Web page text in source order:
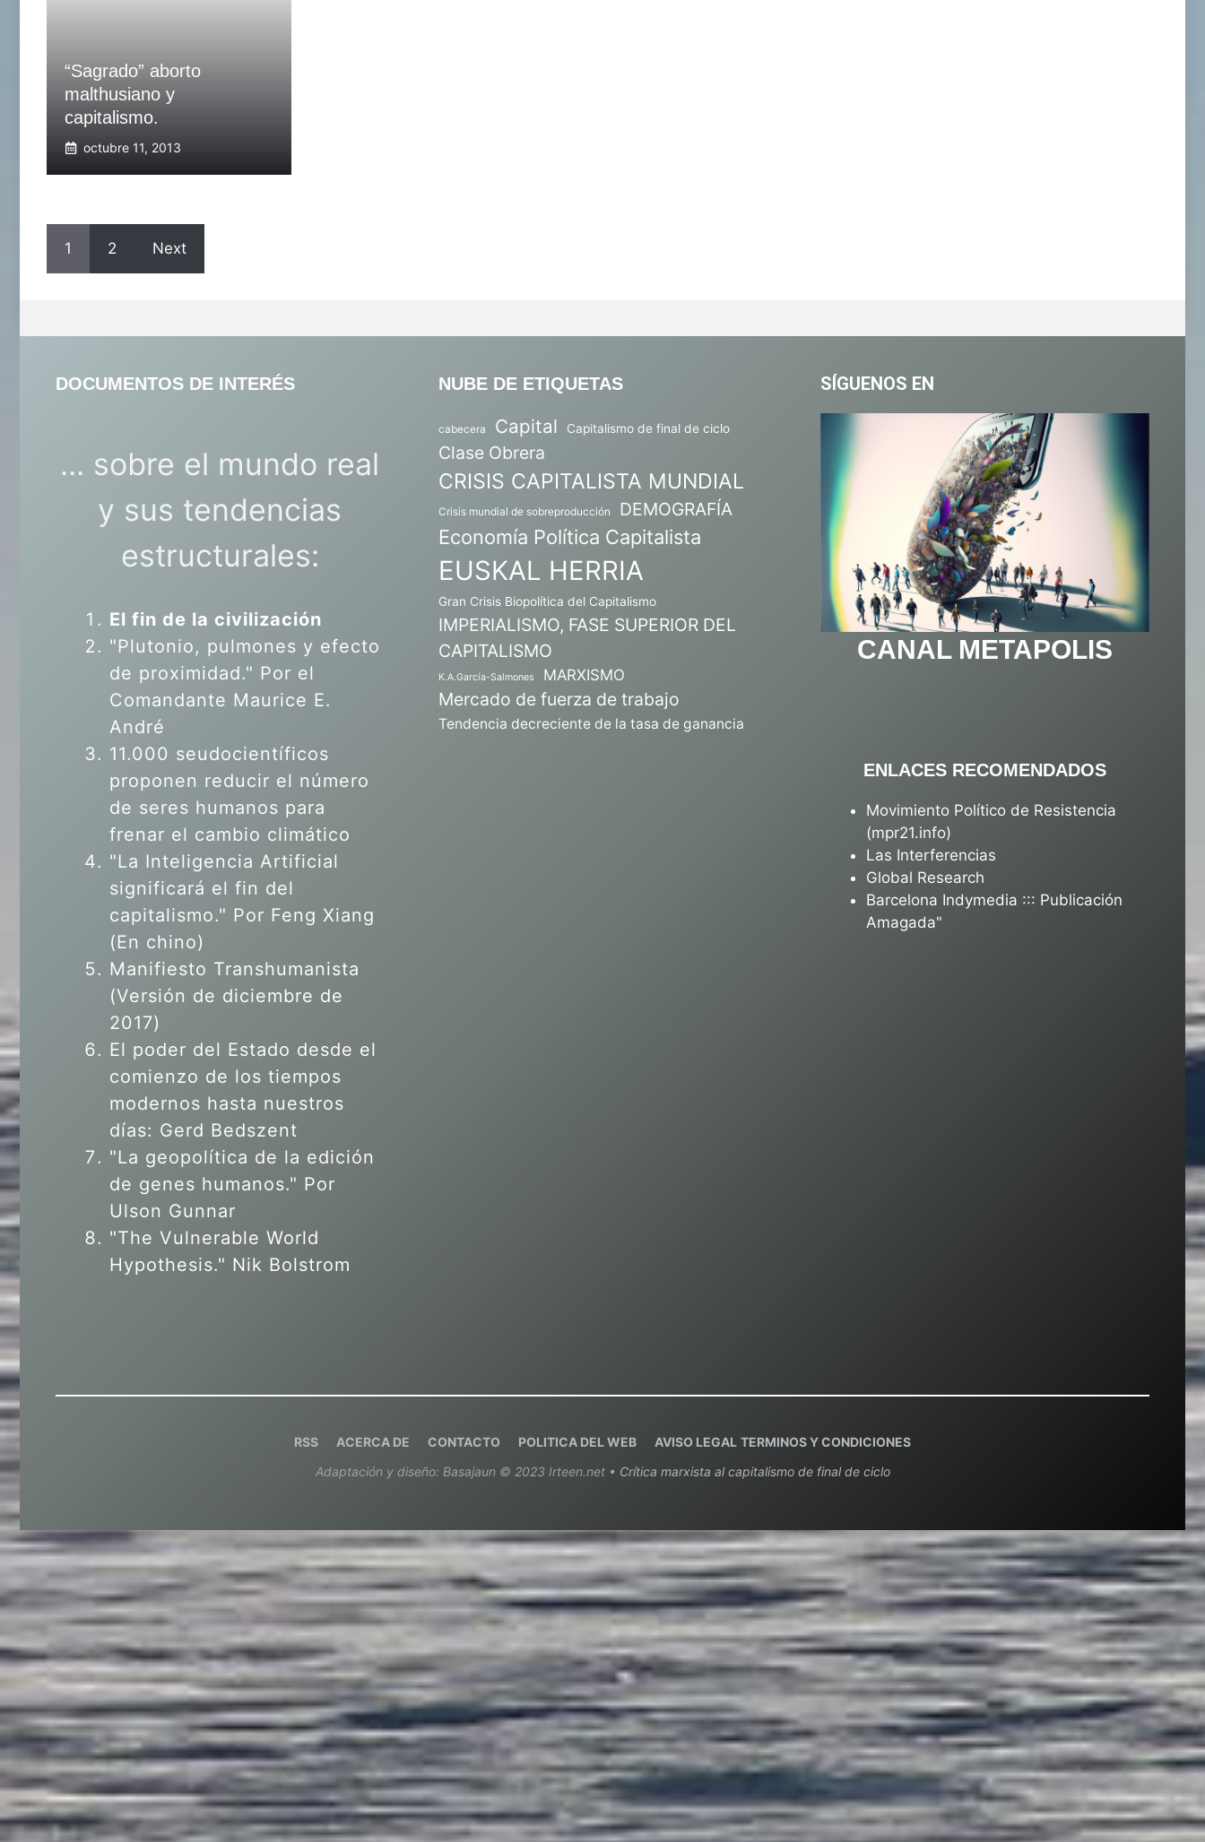
“Sagrado” aborto
malthusiano y
capitalismo.
octubre 11, 2013
1 2 Next
DOCUMENTOS DE INTERÉS
... sobre el mundo real
y sus tendencias
estructurales:
El fin de la civilización
"Plutonio, pulmones y efecto
de proximidad." Por el
Comandante Maurice E.
André
11.000 seudocientíficos
proponen reducir el número
de seres humanos para
frenar el cambio climático
"La Inteligencia Artificial
significará el fin del
capitalismo." Por Feng Xiang
(En chino)
Manifiesto Transhumanista
(Versión de diciembre de
2017)
El poder del Estado desde el
comienzo de los tiempos
modernos hasta nuestros
días: Gerd Bedszent
"La geopolítica de la edición
de genes humanos." Por
Ulson Gunnar
"The Vulnerable World
Hypothesis." Nik Bolstrom
NUBE DE ETIQUETAS
cabecera Capital Capitalismo de final de ciclo
Clase Obrera
CRISIS CAPITALISTA MUNDIAL
Crisis mundial de sobreproducción DEMOGRAFÍA
Economía Política Capitalista
EUSKAL HERRIA
Gran Crisis Biopolítica del Capitalismo
IMPERIALISMO, FASE SUPERIOR DEL
CAPITALISMO
K.A.García-Salmones MARXISMO
Mercado de fuerza de trabajo
Tendencia decreciente de la tasa de ganancia
SÍGUENOS EN
CANAL METAPOLIS
ENLACES RECOMENDADOS
Movimiento Político de Resistencia
(mpr21.info)
Las Interferencias
Global Research
Barcelona Indymedia ::: Publicación
Amagada"
RSS ACERCA DE CONTACTO POLITICA DEL WEB AVISO LEGAL TERMINOS Y CONDICIONES
Adaptación y diseño: Basajaun © 2023 Irteen.net • Crítica marxista al capitalismo de final de ciclo